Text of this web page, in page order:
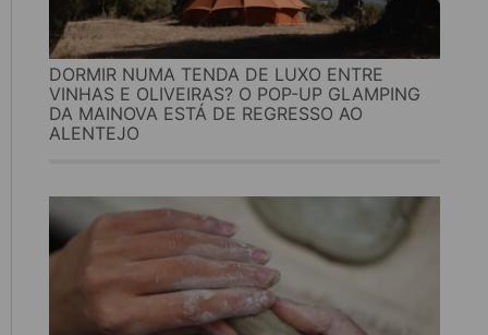
DORMIR NUMA TENDA DE LUXO ENTRE
VINHAS E OLIVEIRAS? O POP-UP GLAMPING
DA MAINOVA ESTÁ DE REGRESSO AO
ALENTEJO